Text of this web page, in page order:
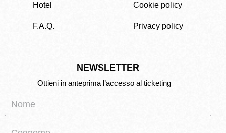
Hotel
F.A.Q.
Cookie policy
Privacy policy
NEWSLETTER
Ottieni in anteprima l’accesso al ticketing